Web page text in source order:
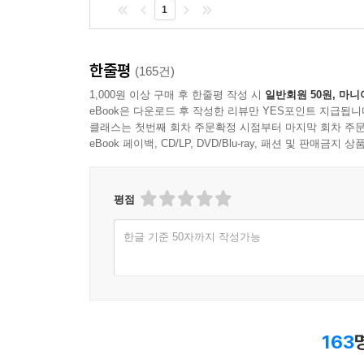
1
한줄평 (165건)
1,000원 이상 구매 후 한줄평 작성 시 일반회원 50원, 마니
eBook은 다운로드 후 작성한 리뷰만 YES포인트 지급됩니
클래스는 첫번째 회차 주문확정 시점부터 마지막 회차 주
eBook 페이백, CD/LP, DVD/Blu-ray, 패션 및 판매금지 상
평점
한글 기준 50자까지 작성가능
163